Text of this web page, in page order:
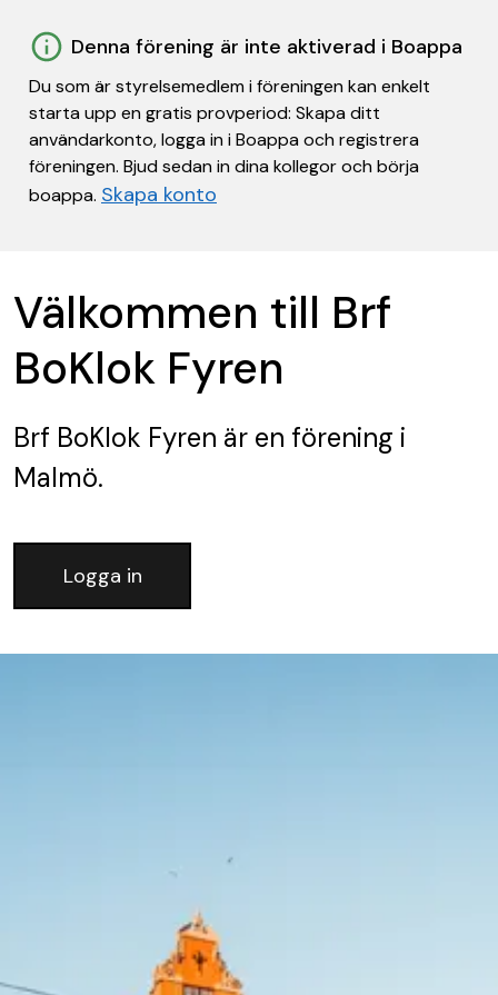
Denna förening är inte aktiverad i Boappa
Du som är styrelsemedlem i föreningen kan enkelt
starta upp en gratis provperiod: Skapa ditt
användarkonto, logga in i Boappa och registrera
föreningen. Bjud sedan in dina kollegor och börja
boappa. Skapa konto
Välkommen till Brf
BoKlok Fyren
Brf BoKlok Fyren är en förening i
Malmö.
Logga in